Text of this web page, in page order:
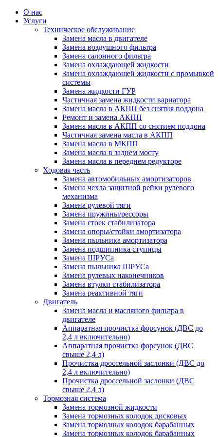
О нас
Услуги
Техническое обслуживание
Замена масла в двигателе
Замена воздушного фильтра
Замена салонного фильтра
Замена охлаждающей жидкости
Замена охлаждающей жидкости с промывкой
системы
Замена жидкости ГУР
Частичная замена жидкости вариатора
Замена масла в АКПП без снятия поддона
Ремонт и замена АКПП
Замена масла в АКПП со снятием поддона
Частичная замена масла в АКПП
Замена масла в МКПП
Замена масла в заднем мосту
Замена масла в переднем редукторе
Ходовая часть
Замена автомобильных амортизаторов
Замена чехла защитной рейки рулевого
механизма
Замена рулевой тяги
Замена пружины/рессоры
Замена стоек стабилизатора
Замена опоры/стойки амортизатора
Замена пыльника амортизатора
Замена подшипника ступицы
Замена ШРУСа
Замена пыльника ШРУСа
Замена рулевых наконечников
Замена втулки стабилизатора
Замена реактивной тяги
Двигатель
Замена масла и масляного фильтра в
двигателе
Аппаратная прочистка форсунок (ДВС до
2,4 л включительно)
Аппаратная прочистка форсунок (ДВС
свыше 2,4 л)
Прочистка дроссельной заслонки (ДВС до
2,4 л включительно)
Прочистка дроссельной заслонки (ДВС
свыше 2,4 л)
Тормозная система
Замена тормозной жидкости
Замена тормозных колодок дисковых
Замена тормозных колодок барабанных
Замена тормозных колодок барабанных